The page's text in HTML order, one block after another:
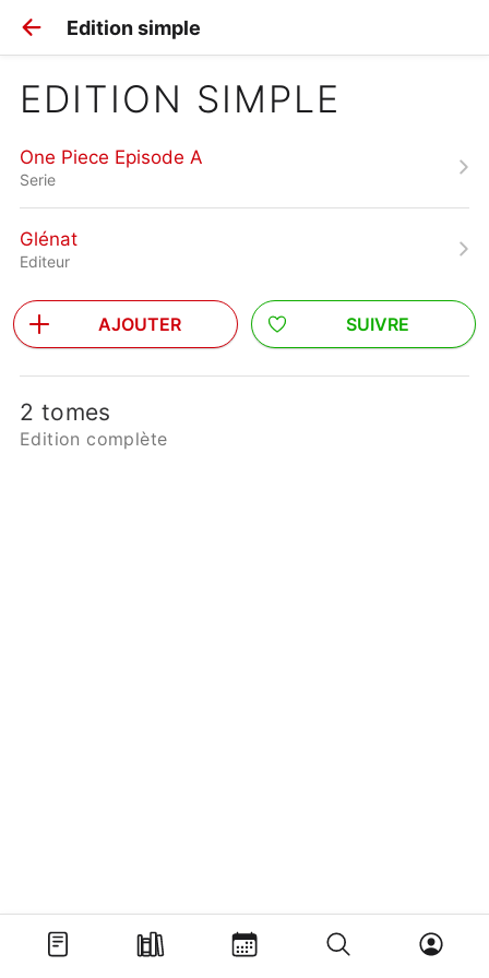
Edition simple
EDITION SIMPLE
One Piece Episode A
Serie
Glénat
Editeur
AJOUTER SUIVRE
2 tomes
Edition complète